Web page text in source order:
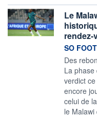
Le
rendez-
SO FOOT
Des
La
verdict
encore
celui de
le